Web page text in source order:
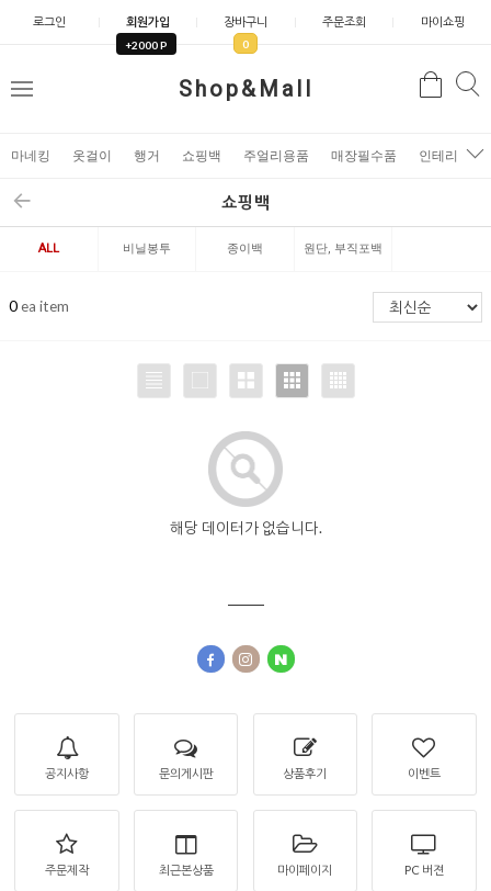
로그인 회원가입
+2000 P
장바구니
0
주문조회 마이쇼핑
Shop&Mall
메
검
마네킹 옷걸이 행거 쇼핑백 주얼리용품 매장필수품 인테리어소
쇼핑백
ALL 비닐봉투 종이백 원단, 부직포백
0ea item
해당 데이터가 없습니다.
공지사항 문의게시판 상품후기 이벤트
주문제작 최근본상품 마이페이지 PC 버젼